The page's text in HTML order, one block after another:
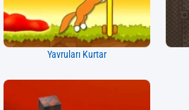
Yavruları Kurtar